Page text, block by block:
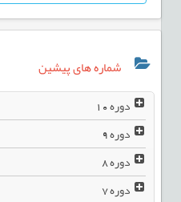
شماره های پیشین
دوره10
دوره9
دوره8
دوره7